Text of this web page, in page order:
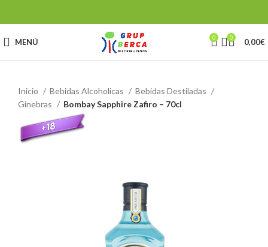
MENÚ 0 0 0,00€
Inicio Bebidas Alcoholicas
Bebidas Destiladas
Ginebras
Bombay Sapphire Zafiro – 70cl